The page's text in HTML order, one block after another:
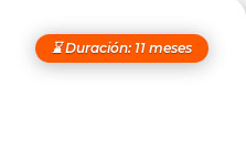
⌛ Duración: 11 meses